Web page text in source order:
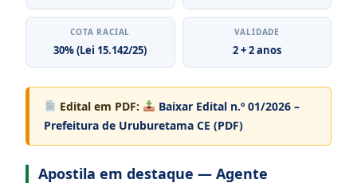
COTA RACIAL
30% (Lei 15.142/25)
VALIDADE
2 + 2 anos
Edital em PDF:
Baixar Edital n.º 01/2026 –
Prefeitura de Uruburetama CE (PDF)
Apostila em destaque — Agente